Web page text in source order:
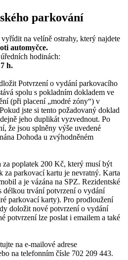
parkování
na velíně ostrahy, který najdete
automyčce.
hodinách:
h.
Potvrzení o vydání parkovacího
spolu s pokladním dokladem ve
(při placení „modré zóny“) v
jste si tento požadovaný doklad
jeho duplikát vyzvednout. Po
že jsou splněny výše uvedené
Dohoda u zvýhodněném
za poplatek 200 Kč, který musí být
za parkovací kartu je nevratný. Karta
a je vázána na SPZ. Rezidentské
délkou trvání potvrzení o vydání
parkovací karty). Pro prodloužení
doložit nové potvrzení o vydání
potvrzení lze poslat i emailem a také
na e-mailové adrese
na telefonním čísle 702 209 443.